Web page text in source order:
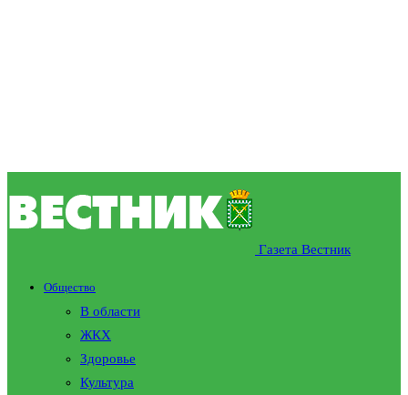
Газета Вестник
Общество
В области
ЖКХ
Здоровье
Культура